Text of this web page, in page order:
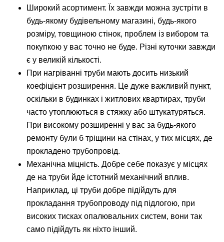
Широкий асортимент. Їх завжди можна зустріти в
будь-якому будівельному магазині, будь-якого
розміру, товщиною стінок, проблем із вибором та
покупкою у вас точно не буде. Різні куточки завжди
є у великій кількості.
При нагріванні труби мають досить низький
коефіцієнт розширення. Це дуже важливий пункт,
оскільки в будинках і житлових квартирах, труби
часто утоплюються в стяжку або штукатуряться.
При високому розширенні у вас за будь-якого
ремонту були б тріщини на стінах, у тих місцях, де
прокладено трубопровід.
Механічна міцність. Добре себе показує у місцях
де на труби йде істотний механічний вплив.
Наприклад, ці труби добре підійдуть для
прокладання трубопроводу під підлогою, при
високих тисках опалювальних систем, вони так
само підійдуть як ніхто інший.